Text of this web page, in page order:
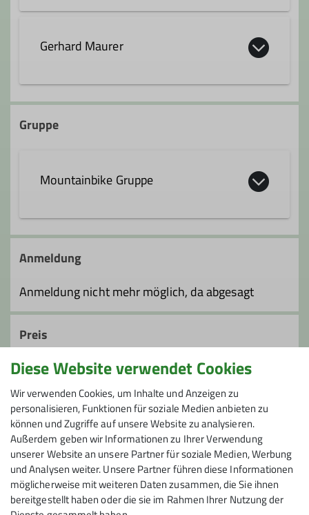
Qualifikationen
Gerhard Maurer
gerhard.maurer@dav-fn.de
Trainer*in C MTB Guide
Ämter
Gruppe
Mountainbike Gruppe
Vom Einsteiger bis zum Single Trail
Könner ist bei uns alles geboten.
Kontakt aufnehmen
Anmeldung
Anmeldung nicht mehr möglich, da abgesagt
Preis
Kosten: BeaG: 5 €; OrgB: 40 €; Fahrt: 78 € je Pkw;
Unterkunft/Verpflegung
Maximale Teilnehmeranzahl
8
Diese Website verwendet Cookies
Wir verwenden Cookies, um Inhalte und Anzeigen zu
personalisieren, Funktionen für soziale Medien anbieten zu
können und Zugriffe auf unsere Website zu analysieren.
Außerdem geben wir Informationen zu Ihrer Verwendung
unserer Website an unsere Partner für soziale Medien, Werbung
und Analysen weiter. Unsere Partner führen diese Informationen
möglicherweise mit weiteren Daten zusammen, die Sie ihnen
bereitgestellt haben oder die sie im Rahmen Ihrer Nutzung der